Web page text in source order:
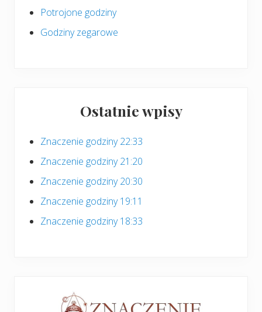
Potrojone godziny
Godziny zegarowe
Ostatnie wpisy
Znaczenie godziny 22:33
Znaczenie godziny 21:20
Znaczenie godziny 20:30
Znaczenie godziny 19:11
Znaczenie godziny 18:33